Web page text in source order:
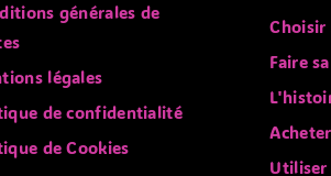
générales de
légales
de confidentialité
de Cookies
Faire